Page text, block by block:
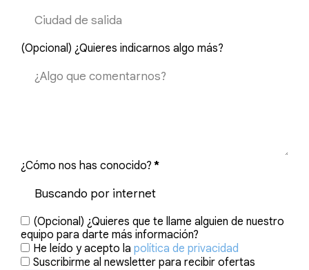
(Opcional) ¿Quieres indicarnos algo más?
¿Cómo nos has conocido? *
(Opcional) ¿Quieres que te llame alguien de nuestro
equipo para darte más información?
He leído y acepto la política de privacidad
Suscribirme al newsletter para recibir ofertas